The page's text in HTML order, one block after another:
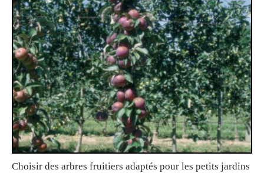
Choisir des arbres fruitiers adaptés pour les petits jardins